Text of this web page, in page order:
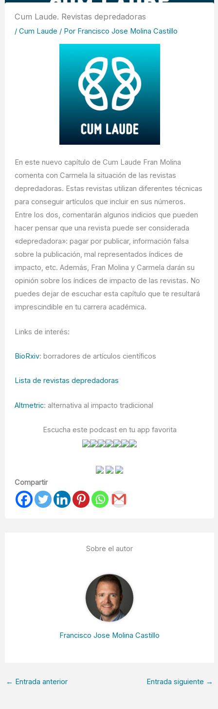
Cum Laude. Revistas depredadoras
/ Cum Laude / Por Francisco Jose Molina Castillo
En este nuevo capítulo de Cum Laude Fran Molina
comenta con Carmela la situación de las revistas
depredadoras. Estas revistas utilizan diferentes técnicas
para conseguir artículos que incluir en sus números.
Entre los dos, comentarán algunos indicios que pueden
hacer pensar que una revista puede ser considerada
«depredadora»: pagar por publicar, información falsa
sobre la publicación, mal representados índices de
impacto, etc. Además, Fran Molina y Carmela darán su
opinión sobre los índices de impacto de las revistas. No
puedes dejar de escuchar esta capítulo que te resultará
imprescindible en tu carrera académica.
Links de interés:
BioRxiv: borradores de artículos científicos
Lista de revistas depredadoras
Altmetric: alternativa al impacto tradicional
Escucha este podcast en tu app favorita
Compartir
Sobre el autor
Francisco Jose Molina Castillo
← Entrada anterior Entrada siguiente →